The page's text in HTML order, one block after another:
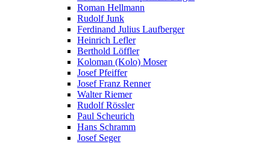
Roman Hellmann
Rudolf Junk
Ferdinand Julius Laufberger
Heinrich Lefler
Berthold Löffler
Koloman (Kolo) Moser
Josef Pfeiffer
Josef Franz Renner
Walter Riemer
Rudolf Rössler
Paul Scheurich
Hans Schramm
Josef Seger